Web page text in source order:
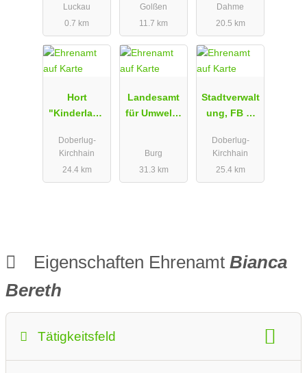
Luckau
0.7 km
Flüchtlingsb
etreuung
Golßen
11.7 km
Selbstversor
gung
Dahme
20.5 km
Hort
"Kinderland
Doberlug-
Kirchhain
24.4 km
Landesamt
für Umwelt -
Spreewald
Burg
Burg
31.3 km
Stadtverwalt
ung, FB 2,
Liegenschaf
Umweltschu
Doberlug-
Kirchhain
25.4 km
Eigenschaften Ehrenamt Bianca
Bereth
Tätigkeitsfeld